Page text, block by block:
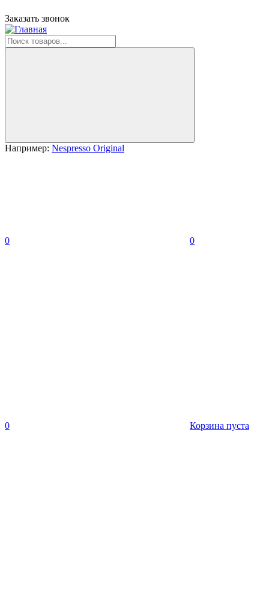
Заказать звонок
Например: Nespresso Original
0 0
0 Корзина пуста